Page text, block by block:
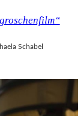
Schabel